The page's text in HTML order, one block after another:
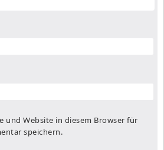
und Website in diesem Browser für
speichern.